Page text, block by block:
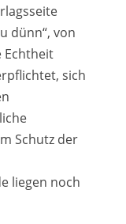
dünn“, von
Echtheit
sich
Schutz der
liegen noch